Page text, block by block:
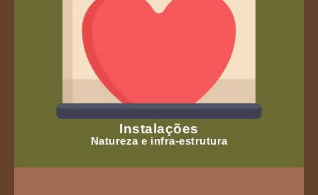
Instalações
Natureza e infra-estrutura